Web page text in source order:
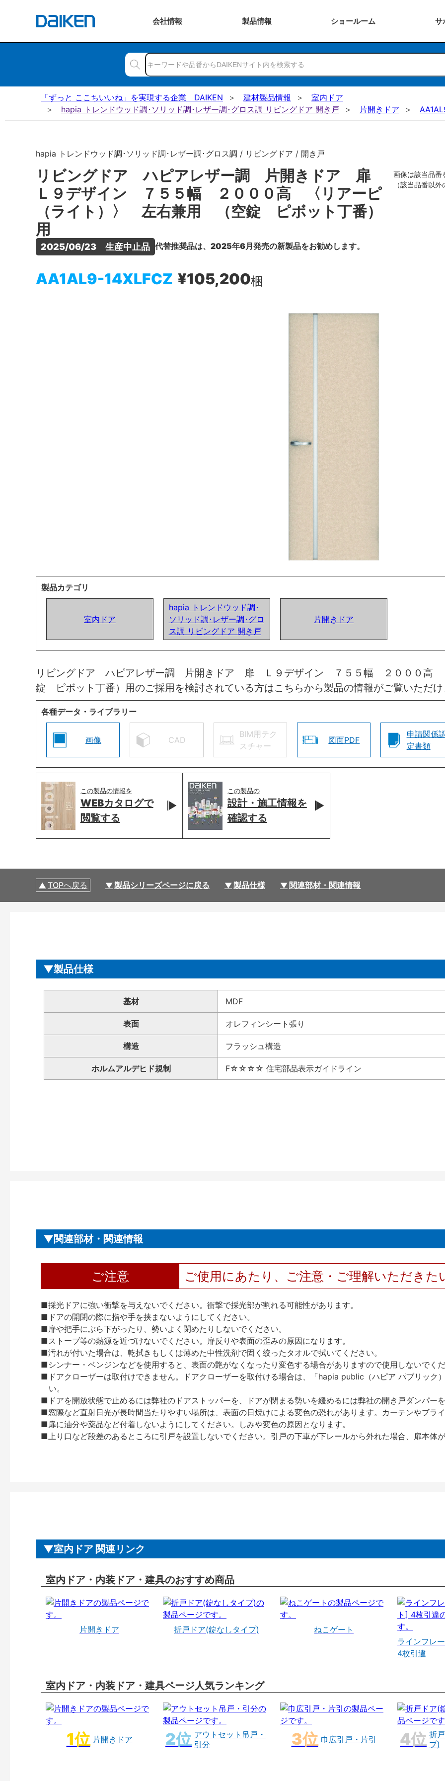
会社情報 製品情報 ショールーム サ
「ずっと ここちいいね」を実現する企業 DAIKEN 建材製品情報
室内ドア
hapia トレンドウッド調･ソリッド調･レザー調･グロス調 リビングドア 開き戸
片開きドア
hapia トレンドウッド調･ソリッド調･レザー調･グロス調 / リビングドア / 開き戸
リビングドア ハピアレザー調 片開きドア 扉
Ｌ９デザイン ７５５幅 ２０００高 〈リアーピ
（ライト）〉 左右兼用 （空錠 ピボット丁番）
用
2025/06/23　生産中止品 代替推奨品は、2025年6月発売の新製品をお勧めします。
AA1AL9-14XLFCZ ¥105,200梱
画像は該当品番
（該当品番以
製品カテゴリ
室内ドア
hapia トレンドウッド調･
ソリッド調･レザー調･グロ
ス調 リビングドア 開き戸
片開きドア
リビングドア ハピアレザー調 片開きドア 扉 Ｌ９デザイン ７５５幅 ２０００高
錠 ピボット丁番）用のご採用を検討されている方はこちらから製品の情報がご覧いただ
各種データ・ライブラリー
画像 CAD
BIM用テク
スチャー
図面PDF
申請関係
定書類
この製品の情報を
WEBカタログで
閲覧する
この製品の
設計・施工情報を
確認する
TOPへ戻る 製品シリーズページに戻る 製品仕様 関連部材・関連情報
製品仕様
基材 MDF
表面 オレフィンシート張り
構造 フラッシュ構造
ホルムアルデヒド規制 F☆☆☆☆ 住宅部品表示ガイドライン
関連部材・関連情報
ご注意 ご使用にあたり、ご注意・ご理解いただきた
■採光ドアに強い衝撃を与えないでください。衝撃で採光部が割れる可能性があります。
■ドアの開閉の際に指や手を挟まないようにしてください。
■扉や把手にぶら下がったり、勢いよく閉めたりしないでください。
■ストーブ等の熱源を近づけないでください。扉反りや表面の歪みの原因になります。
■汚れが付いた場合は、乾拭きもしくは薄めた中性洗剤で固く絞ったタオルで拭いてください。
■シンナー・ベンジンなどを使用すると、表面の艶がなくなったり変色する場合がありますので使用しないでく
■ドアクローザーは取付けできません。ドアクローザーを取付ける場合は、「hapia public（ハピア パブリック
い。
■ドアを開放状態で止めるには弊社のドアストッパーを、ドアが閉まる勢いを緩めるには弊社の開き戸ダンパー
■窓際など直射日光が長時間当たりやすい場所は、表面の日焼けによる変色の恐れがあります。カーテンやブラ
■扉に油分や薬品など付着しないようにしてください。しみや変色の原因となります。
■上り口など段差のあるところに引戸を設置しないでください。引戸の下車が下レールから外れた場合、扉本体
室内ドア 関連リンク
室内ドア・内装ドア・建具のおすすめ商品
片開きドア 折戸ドア(錠なしタイプ)
ねこゲート
ラインフレ
4枚引違
室内ドア・内装ドア・建具ページ人気ランキング
片開きドア
アウトセット吊戸・
引分
巾広引戸・片引
折
プ)